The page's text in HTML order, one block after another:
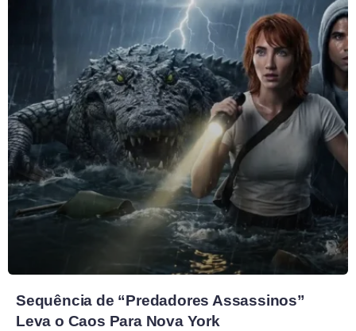
Sequência de “Predadores Assassinos”
Leva o Caos Para Nova York